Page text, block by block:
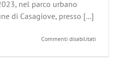
nel parco urbano
di Casagiove, presso [...]
Commenti disabilitati